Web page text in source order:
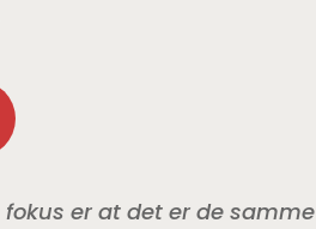
fokus er at det er de samme